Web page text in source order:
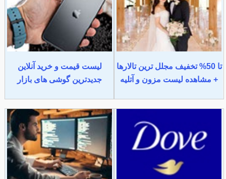
تا 50% تخفیف مجلل ترین تالارها
+ مشاهده لیست مزون و آتلیه
لیست قیمت و خرید آنلاین
جدیدترین گوشی های بازار